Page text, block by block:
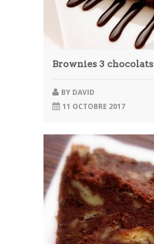
Brownies 3 chocolats
BY DAVID
11 OCTOBRE 2017